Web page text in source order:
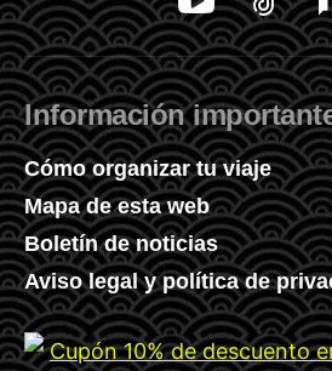
Información
Cómo organizar tu viaje
Mapa de esta web
Boletín de noticias
Aviso legal y política de